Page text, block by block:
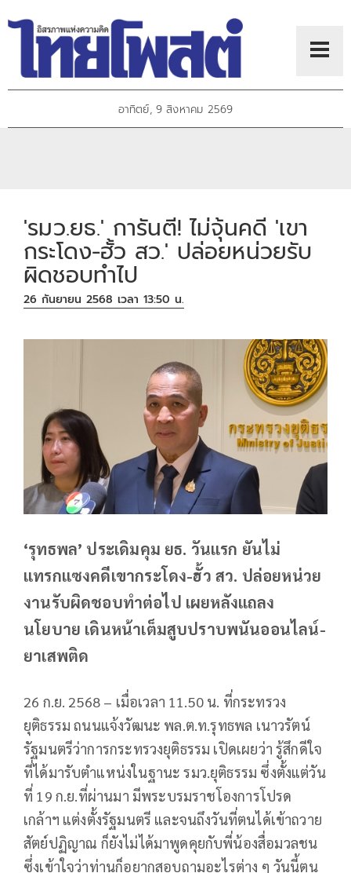
อาทิตย์, 9 สิงหาคม 2569
'รมว.ยธ.' การันตี! ไม่จุ้นคดี 'เขา
กระโดง-ฮั้ว สว.' ปล่อยหน่วยรับ
ผิดชอบทำไป
26 กันยายน 2568 เวลา 13:50 น.
‘รุทธพล’ ประเดิมคุม ยธ. วันแรก ยันไม่
แทรกแซงคดีเขากระโดง-ฮั้ว สว. ปล่อยหน่วย
งานรับผิดชอบทำต่อไป เผยหลังแถลง
นโยบาย เดินหน้าเต็มสูบปราบพนันออนไลน์-
ยาเสพติด
26 ก.ย. 2568 – เมื่อเวลา 11.50 น. ที่กระทรวง
ยุติธรรม ถนนแจ้งวัฒนะ พล.ต.ท.รุทธพล เนาวรัตน์
รัฐมนตรีว่าการกระทรวงยุติธรรม เปิดเผยว่า รู้สึกดีใจ
ที่ได้มารับตำแหน่งในฐานะ รมว.ยุติธรรม ซึ่งตั้งแต่วัน
ที่ 19 ก.ย.ที่ผ่านมา มีพระบรมราชโองการโปรด
เกล้าฯ แต่งตั้งรัฐมนตรี และจนถึงวันที่ตนได้เข้าถวาย
สัตย์ปฏิญาณ ก็ยังไม่ได้มาพูดคุยกับพี่น้องสื่อมวลชน
ซึ่งเข้าใจว่าท่านก็อยากสอบถามอะไรต่าง ๆ วันนี้ตน